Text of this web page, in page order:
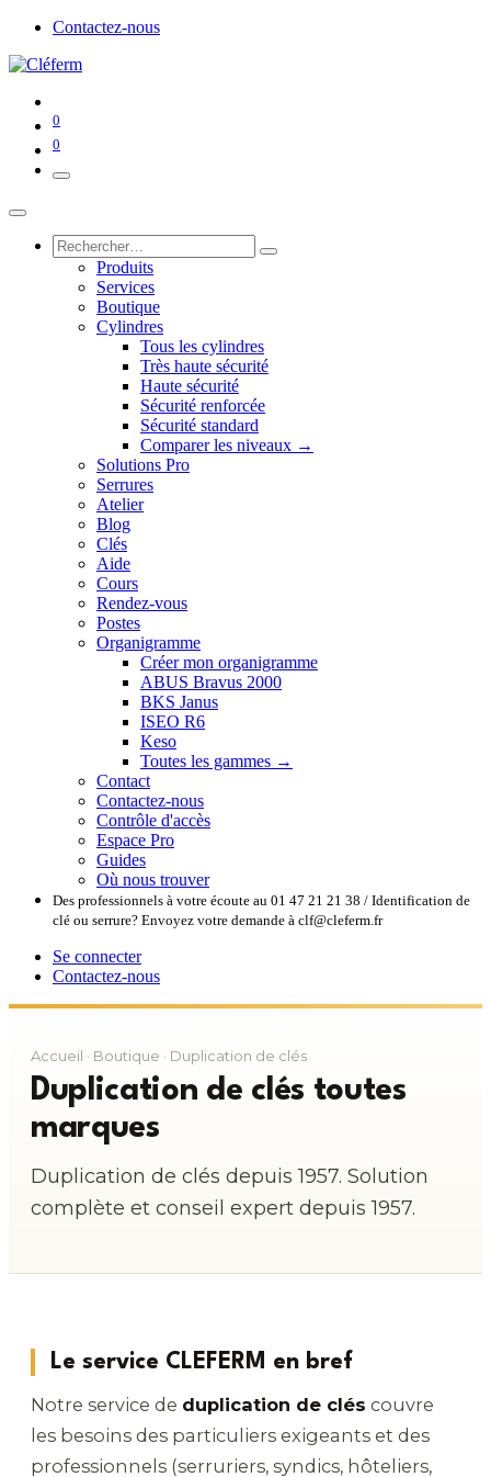
Contactez-nous
0
0
Produits
Services
Boutique
Cylindres
Tous les cylindres
Très haute sécurité
Haute sécurité
Sécurité renforcée
Sécurité standard
Comparer les niveaux →
Solutions Pro
Serrures
Atelier
Blog
Clés
Aide
Cours
Rendez-vous
Postes
Organigramme
Créer mon organigramme
ABUS Bravus 2000
BKS Janus
ISEO R6
Keso
Toutes les gammes →
Contact
Contactez-nous
Contrôle d'accès
Espace Pro
Guides
Où nous trouver
Des professionnels à votre écoute au 01 47 21 21 38 / Identification de
clé ou serrure? Envoyez votre demande à clf@cleferm.fr
Se connecter
Contactez-nous
Accueil · Boutique · Duplication de clés
Duplication de clés toutes
marques
Duplication de clés depuis 1957. Solution
complète et conseil expert depuis 1957.
Le service CLEFERM en bref
Notre service de duplication de clés couvre
les besoins des particuliers exigeants et des
professionnels (serruriers, syndics, hôteliers,